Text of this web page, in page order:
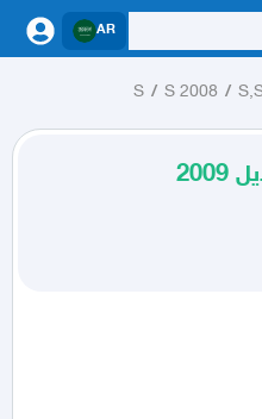
AR
/
S 2008
/
S